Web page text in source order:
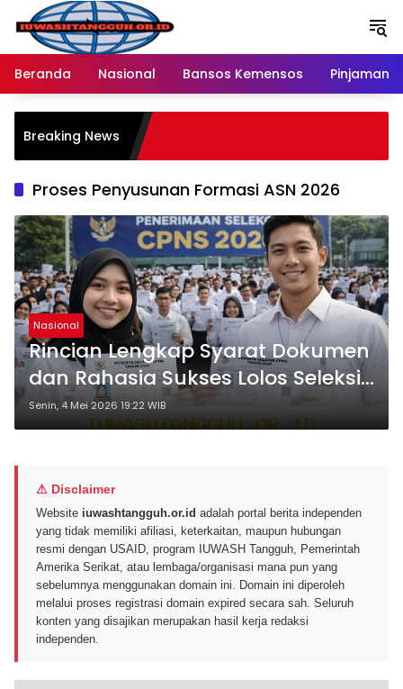
Langsung
konten
Beranda
Nasional Bansos Kemensos Pinjaman
Breaking News
Proses Penyusunan Formasi ASN 2026
Nasional
Rincian Lengkap Syarat Dokumen
dan Rahasia Sukses Lolos Seleksi
CPNS Tahun 2026 Terbaru
Senin, 4 Mei 2026 19:22 WIB
⚠ Disclaimer
Website iuwashtangguh.or.id adalah portal berita independen
yang tidak memiliki afiliasi, keterkaitan, maupun hubungan
resmi dengan USAID, program IUWASH Tangguh, Pemerintah
Amerika Serikat, atau lembaga/organisasi mana pun yang
sebelumnya menggunakan domain ini. Domain ini diperoleh
melalui proses registrasi domain expired secara sah. Seluruh
konten yang disajikan merupakan hasil kerja redaksi
independen.